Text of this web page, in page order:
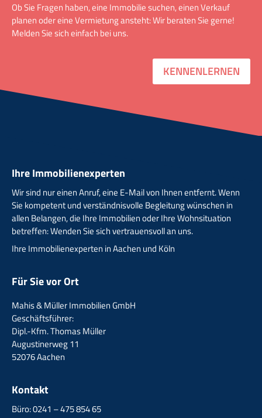
Ob Sie Fragen haben, eine Immobilie suchen, einen Verkauf
planen oder eine Vermietung ansteht: Wir beraten Sie gerne!
Melden Sie sich einfach bei uns.
KENNENLERNEN
Ihre Immobilienexperten
Wir sind nur einen Anruf, eine E-Mail von Ihnen entfernt. Wenn
Sie kompetent und verständnisvolle Begleitung wünschen in
allen Belangen, die Ihre Immobilien oder Ihre Wohnsituation
betreffen: Wenden Sie sich vertrauensvoll an uns.
Ihre Immobilienexperten in Aachen und Köln
Für Sie vor Ort
Mahis & Müller Immobilien GmbH
Geschäftsführer:
Dipl.-Kfm. Thomas Müller
Augustinerweg 11
52076 Aachen
Kontakt
Büro: 0241 – 475 854 65